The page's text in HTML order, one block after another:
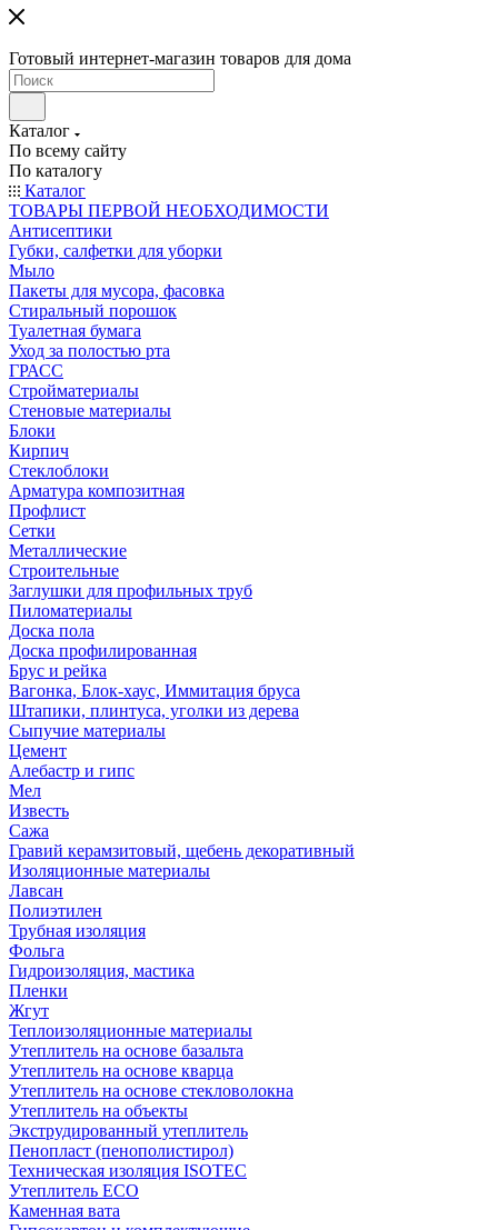
Готовый интернет-магазин товаров для дома
Каталог
По всему сайту
По каталогу
Каталог
ТОВАРЫ ПЕРВОЙ НЕОБХОДИМОСТИ
Антисептики
Губки, салфетки для уборки
Мыло
Пакеты для мусора, фасовка
Стиральный порошок
Туалетная бумага
Уход за полостью рта
ГРАСС
Стройматериалы
Стеновые материалы
Блоки
Кирпич
Стеклоблоки
Арматура композитная
Профлист
Сетки
Металлические
Строительные
Заглушки для профильных труб
Пиломатериалы
Доска пола
Доска профилированная
Брус и рейка
Вагонка, Блок-хаус, Иммитация бруса
Штапики, плинтуса, уголки из дерева
Сыпучие материалы
Цемент
Алебастр и гипс
Мел
Известь
Сажа
Гравий керамзитовый, щебень декоративный
Изоляционные материалы
Лавсан
Полиэтилен
Трубная изоляция
Фольга
Гидроизоляция, мастика
Пленки
Жгут
Теплоизоляционные материалы
Утеплитель на основе базальта
Утеплитель на основе кварца
Утеплитель на основе стекловолокна
Утеплитель на объекты
Экструдированный утеплитель
Пенопласт (пенополистирол)
Техническая изоляция ISOTEC
Утеплитель ECO
Каменная вата